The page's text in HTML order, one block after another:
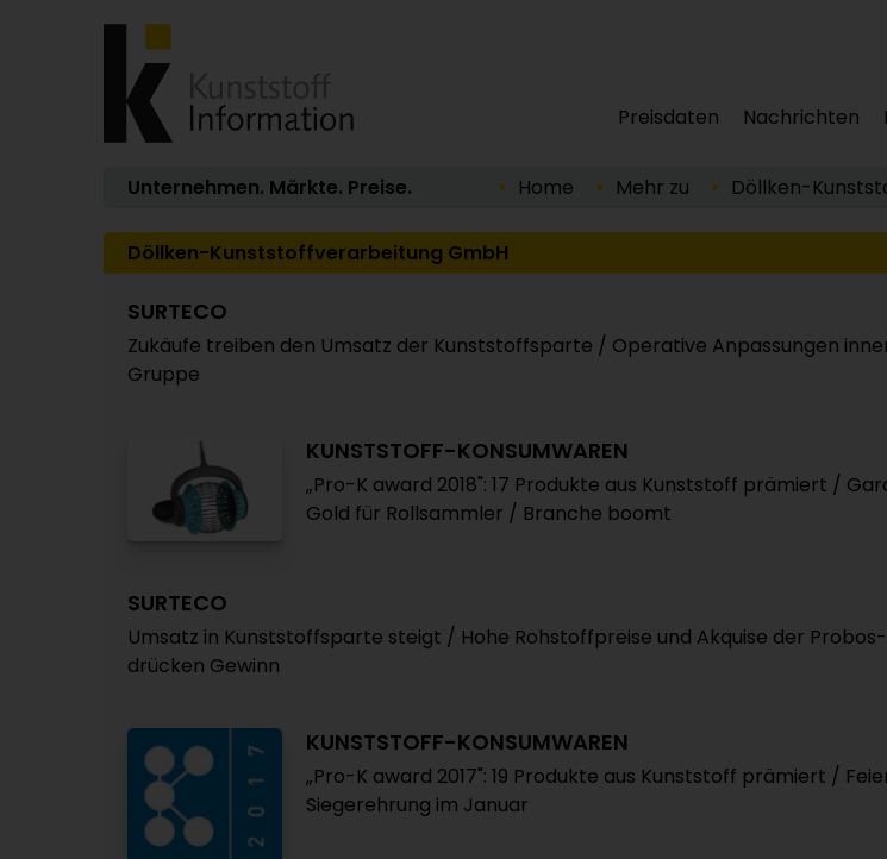
Preisdaten Nachrichten
Unternehmen. Märkte. Preise. Home Mehr zu Döllken-
Döllken-Kunststoffverarbeitung GmbH
SURTECO
Zukäufe treiben den Umsatz der Kunststoffsparte / Operative Anpassungen
Gruppe
KUNSTSTOFF-KONSUMWAREN
„Pro-K award 2018": 17 Produkte aus Kunststoff prämiert /
Gold für Rollsammler / Branche boomt
SURTECO
Umsatz in Kunststoffsparte steigt / Hohe Rohstoffpreise und Akquise der
drücken Gewinn
KUNSTSTOFF-KONSUMWAREN
„Pro-K award 2017": 19 Produkte aus Kunststoff prämiert /
Siegerehrung im Januar